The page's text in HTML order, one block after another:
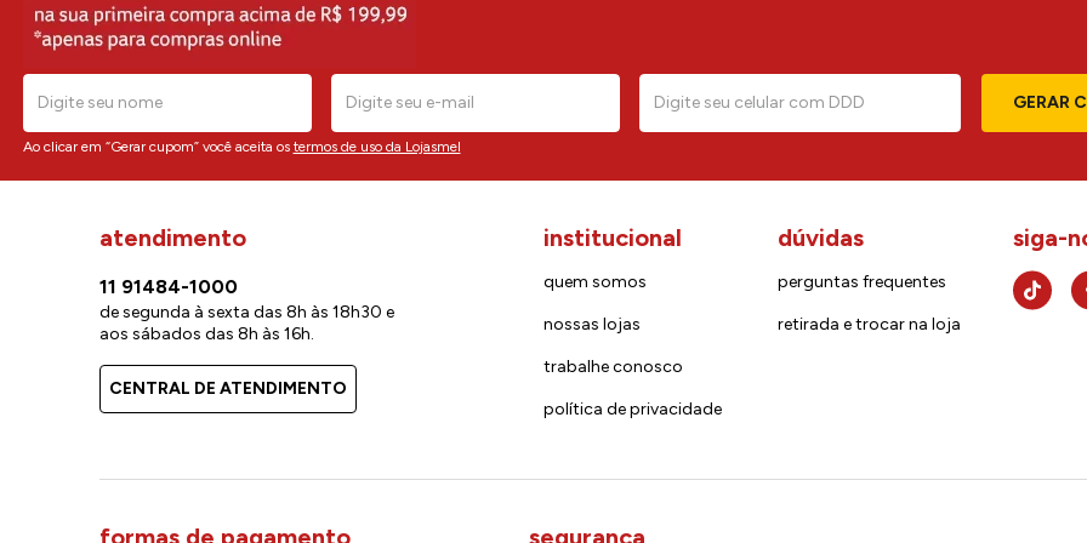
GERAR
Ao clicar em “Gerar cupom” você aceita os termos de uso da Lojasmel
atendimento
11 91484-1000
de segunda à sexta das 8h às 18h30 e
aos sábados das 8h às 16h.
CENTRAL DE ATENDIMENTO
institucional
quem somos
nossas lojas
trabalhe conosco
política de privacidade
dúvidas
perguntas frequentes
retirada e trocar na loja
siga-
formas de pagamento segurança